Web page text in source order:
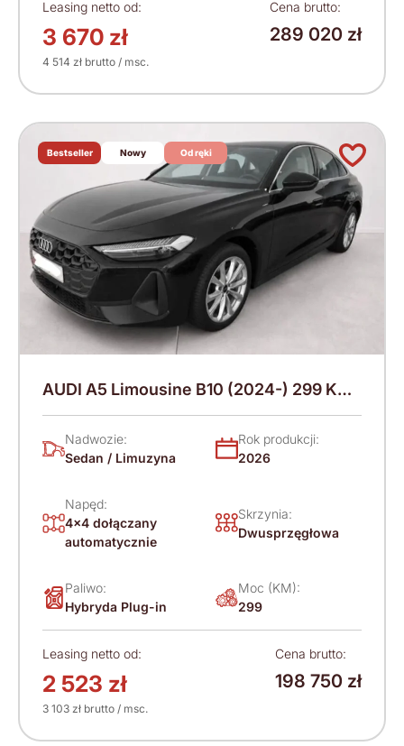
Leasing netto od:
3 670 zł
4 514 zł brutto / msc.
Cena brutto:
289 020 zł
Bestseller Nowy Od ręki
AUDI A5 Limousine B10 (2024-) 299 KM
(2026)
Nadwozie:
Sedan / Limuzyna
Rok produkcji:
2026
Napęd:
4x4 dołączany
automatycznie
Skrzynia:
Dwusprzęgłowa
Paliwo:
Hybryda Plug-in
Moc (KM):
299
Leasing netto od:
2 523 zł
3 103 zł brutto / msc.
Cena brutto:
198 750 zł